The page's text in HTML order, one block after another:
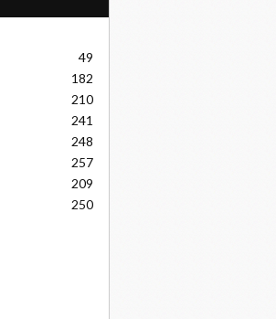
49
182
210
241
248
257
209
250